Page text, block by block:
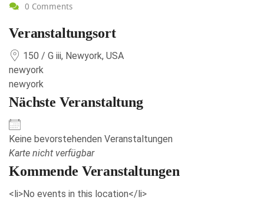
0 Comments
Veranstaltungsort
150 / G iii, Newyork, USA
newyork
newyork
Nächste Veranstaltung
Keine bevorstehenden Veranstaltungen
Karte nicht verfügbar
Kommende Veranstaltungen
<li>No events in this location</li>